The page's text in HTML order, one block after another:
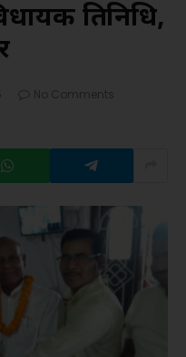
प्रतिनिधि,
No Comments